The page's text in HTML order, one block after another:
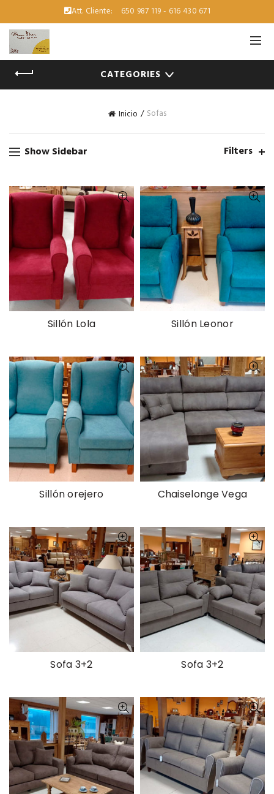
Att. Cliente: 650 987 119 - 616 430 671
CATEGORIES
Inicio Sofas
Show Sidebar Filters
Sillón Lola Sillón Leonor
Sillón orejero Chaiselonge Vega
Sofa 3+2 Sofa 3+2